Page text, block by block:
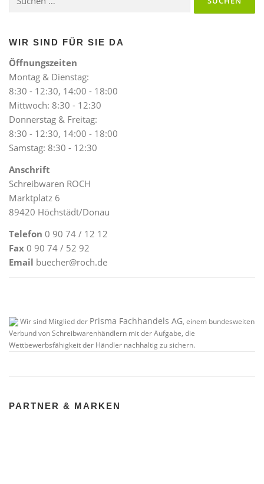
nach:
WIR SIND FÜR SIE DA
Öffnungszeiten
Montag & Dienstag:
8:30 - 12:30, 14:00 - 18:00
Mittwoch: 8:30 - 12:30
Donnerstag & Freitag:
8:30 - 12:30, 14:00 - 18:00
Samstag: 8:30 - 12:30
Anschrift
Schreibwaren ROCH
Marktplatz 6
89420 Höchstädt/Donau
Telefon 0 90 74 / 12 12
Fax 0 90 74 / 52 92
Email buecher@roch.de
Wir sind Mitglied der Prisma Fachhandels AG, einem bundesweiten
Verbund von Schreibwarenhändlern mit der Aufgabe, die
Wettbewerbsfähigkeit der Händler nachhaltig zu sichern.
PARTNER & MARKEN